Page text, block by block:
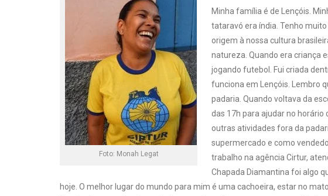
Foto: Monah Legat
Minha família é de Lençóis.
tataravó era índia. Tenho
origem à nossa cultura
natureza. Quando era criança
jogando futebol. Fui criada
funciona em Lençóis. Lembro
padaria. Quando voltava da
das 17h para ajudar no
outras atividades fora da
supermercado e como
trabalho na agência Cirtur,
Chapada Diamantina foi algo
hoje. O melhor lugar do mundo para mim é uma cachoeira, estar no